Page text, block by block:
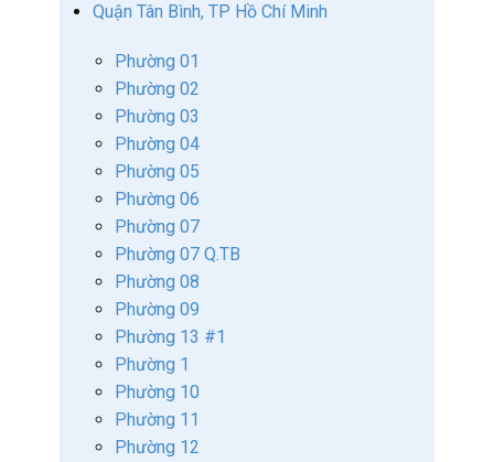
Quận Tân Bình, TP Hồ Chí Minh
Phường 01
Phường 02
Phường 03
Phường 04
Phường 05
Phường 06
Phường 07
Phường 07 Q.TB
Phường 08
Phường 09
Phường 13 #1
Phường 1
Phường 10
Phường 11
Phường 12